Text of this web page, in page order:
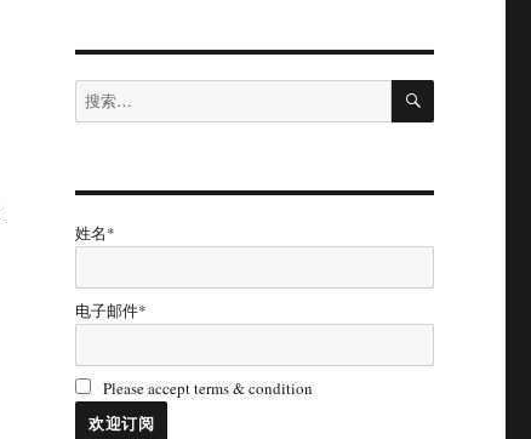
搜
索：
搜
姓名*
电子邮件*
Please accept terms & condition